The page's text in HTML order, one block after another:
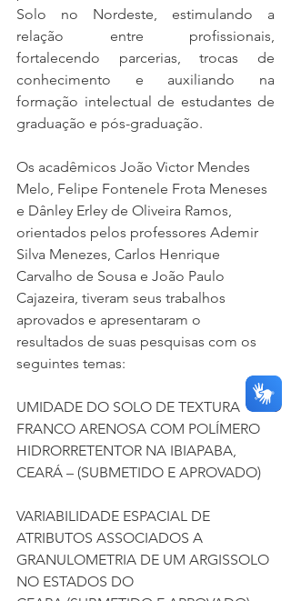
Solo no Nordeste, estimulando a
relação entre profissionais,
fortalecendo parcerias, trocas de
conhecimento e auxiliando na
formação intelectual de estudantes de
graduação e pós-graduação.
Os acadêmicos João Victor Mendes
Melo, Felipe Fontenele Frota Meneses
e Dânley Erley de Oliveira Ramos,
orientados pelos professores Ademir
Silva Menezes, Carlos Henrique
Carvalho de Sousa e João Paulo
Cajazeira, tiveram seus trabalhos
aprovados e apresentaram o
resultados de suas pesquisas com os
seguintes temas:
UMIDADE DO SOLO DE TEXTURA
FRANCO ARENOSA COM POLÍMERO
HIDRORRETENTOR NA IBIAPABA,
CEARÁ – (SUBMETIDO E APROVADO)
VARIABILIDADE ESPACIAL DE
ATRIBUTOS ASSOCIADOS A
GRANULOMETRIA DE UM ARGISSOLO
NO ESTADOS DO